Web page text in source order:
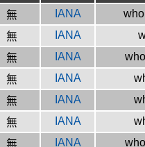
無 IANA
無 IANA
無 IANA
無 IANA
無 IANA
無 IANA
無 IANA